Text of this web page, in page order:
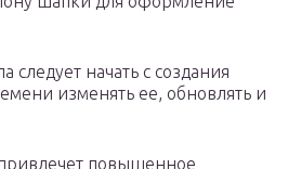
следует начать с создания
изменять ее, обновлять и
повышенное